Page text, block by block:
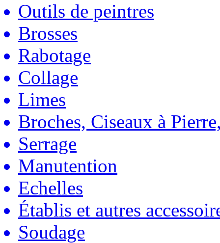
Outils de peintres
Brosses
Rabotage
Collage
Limes
Broches, Ciseaux à
Serrage
Manutention
Echelles
Établis et autres
Soudage